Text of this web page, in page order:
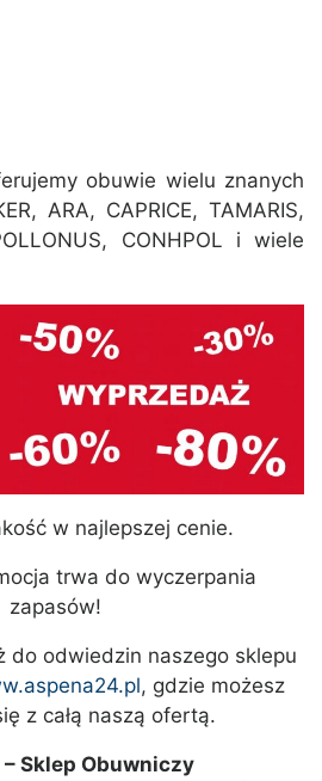
obuwie wielu znanych
ARA, CAPRICE, TAMARIS,
CONHPOL i wiele
w najlepszej cenie.
trwa do wyczerpania
zapasów!
do odwiedzin naszego sklepu
, gdzie możesz
z całą naszą ofertą.
– Sklep Obuwniczy